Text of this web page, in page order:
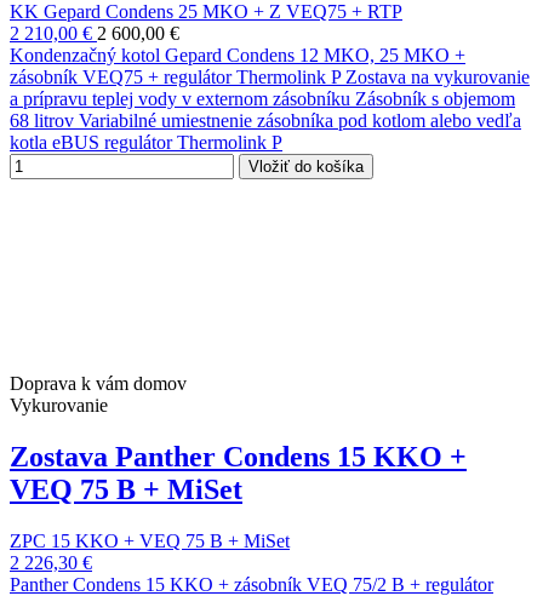
KK Gepard Condens 25 MKO + Z VEQ75 + RTP
2 210,00 € 2 600,00 €
Kondenzačný kotol Gepard Condens 12 MKO, 25 MKO +
zásobník VEQ75 + regulátor Thermolink P Zostava na vykurovanie
a prípravu teplej vody v externom zásobníku Zásobník s objemom
68 litrov Variabilné umiestnenie zásobníka pod kotlom alebo vedľa
kotla eBUS regulátor Thermolink P
Vložiť do košíka
Doprava k vám domov
Vykurovanie
Zostava Panther Condens 15 KKO +
VEQ 75 B + MiSet
ZPC 15 KKO + VEQ 75 B + MiSet
2 226,30 €
Panther Condens 15 KKO + zásobník VEQ 75/2 B + regulátor